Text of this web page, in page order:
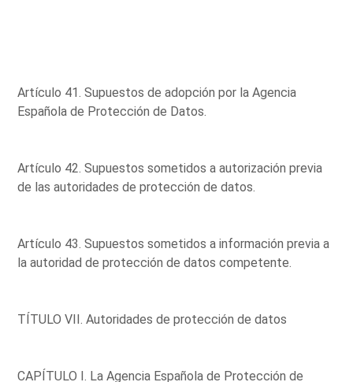
Artículo 41. Supuestos de adopción por la Agencia
Española de Protección de Datos.
Artículo 42. Supuestos sometidos a autorización previa
de las autoridades de protección de datos.
Artículo 43. Supuestos sometidos a información previa a
la autoridad de protección de datos competente.
TÍTULO VII. Autoridades de protección de datos
CAPÍTULO I. La Agencia Española de Protección de